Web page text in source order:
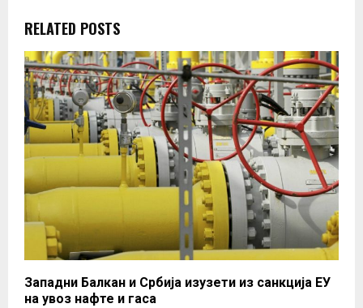
RELATED POSTS
Западни Балкан и Србија изузети из санкција ЕУ
на увоз нафте и гаса